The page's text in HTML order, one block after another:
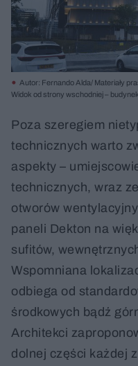
Autor: Fernando Alda/ Materiały
Widok od strony wschodniej –
Poza szeregiem
technicznych warto
aspekty –
technicznych, wraz
otworów
paneli Dekton na
sufitów,
Wspomniana
odbiega od
środkowych bądź
Architekci
dolnej części każdej